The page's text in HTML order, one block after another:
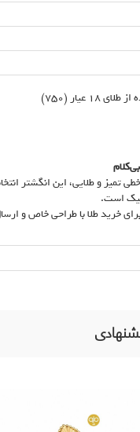
عیار (750)
تمیز و طلایی، این انگشتر
است.
برای خرید طلا با طراحی خاص و